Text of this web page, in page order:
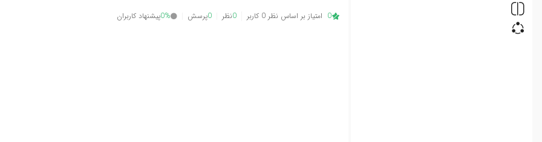
0 امتیاز بر اساس نظر 0 کاربر 0نظر 0پرسش 0%پیشنهاد کاربران